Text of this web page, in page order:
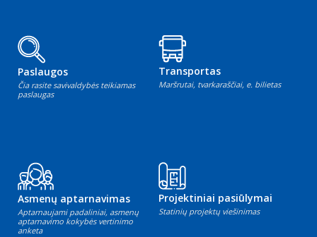
Paslaugos
Čia rasite savivaldybės teikiamas
paslaugas
Transportas
Maršrutai, tvarkaraščiai, e. bilietas
Asmenų aptarnavimas
Aptarnaujami padaliniai, asmenų
aptarnavimo kokybės vertinimo
anketa
Projektiniai pasiūlymai
Statinių projektų viešinimas